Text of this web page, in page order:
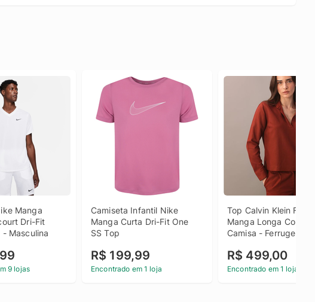
Manga
Dri-Fit
Masculina
9 lojas
Camiseta Infantil Nike
Manga Curta Dri-Fit One
SS Top
R$ 199,99
Encontrado em 1 loja
Top Calvin Klein
Manga Longa Com
Camisa - Ferrugem
Manga Longa Com
Camisa Ferrugem 36
R$ 499,00
Encontrado em 1 loja